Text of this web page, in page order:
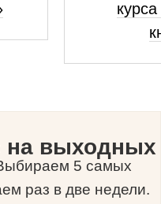
на выходных
5 самых
раз в две недели.